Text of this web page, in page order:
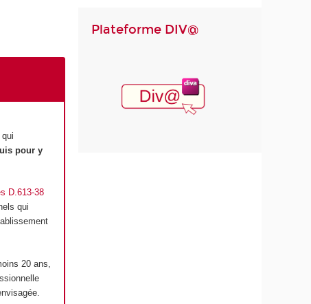
pour y
D.613-38
qui
20 ans,
Plateforme DIV@